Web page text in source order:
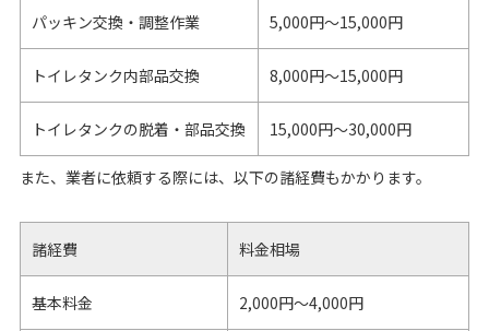
パッキン交換・調整作業 5,000円～15,000円
トイレタンク内部品交換 8,000円〜15,000円
トイレタンクの脱着・部品交換 15,000円〜30,000円
また、業者に依頼する際には、以下の諸経費もかかります。
諸経費 料金相場
基本料金 2,000円～4,000円